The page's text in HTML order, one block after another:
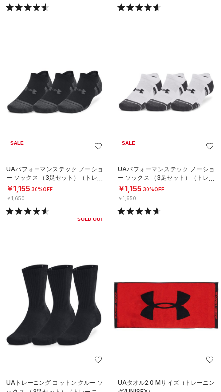
SALE
UAパフォーマンステック ノーショ
ー ソックス （3足セット）（トレー
ニング/UNISEX）
￥1,155 30%OFF
￥1,650
SOLD OUT
SALE
UAパフォーマンステック ノーショ
ー ソックス （3足セット）（トレー
ニング/UNISEX）
￥1,155 30%OFF
￥1,650
UAトレーニング コットン クルー ソ
UAタオル2.0 Mサイズ（トレーニン